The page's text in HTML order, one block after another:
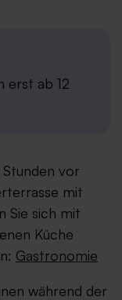
erst ab 12
vor
mit
Sie sich mit
Küche
Gastronomie
während der